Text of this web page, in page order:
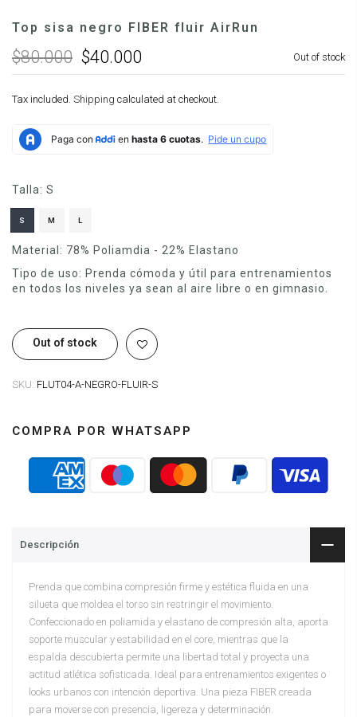
Top sisa negro FIBER fluir AirRun
$80.000 $40.000 Out of stock
Tax included. Shipping calculated at checkout.
Talla: S
S M L
Material: 78% Poliamdia - 22% Elastano
Tipo de uso: Prenda cómoda y útil para entrenamientos
en todos los niveles ya sean al aire libre o en gimnasio.
Out of stock
SKU: FLUT04-A-NEGRO-FLUIR-S
COMPRA POR WHATSAPP
Descripción
Prenda que combina compresión firme y estética fluida en una
silueta que moldea el torso sin restringir el movimiento.
Confeccionado en poliamida y elastano de compresión alta, aporta
soporte muscular y estabilidad en el core, mientras que la
espalda descubierta permite una libertad total y proyecta una
actitud atlética sofisticada. Ideal para entrenamientos exigentes o
looks urbanos con intención deportiva. Una pieza FIBER creada
para moverse con presencia, ligereza y determinación.